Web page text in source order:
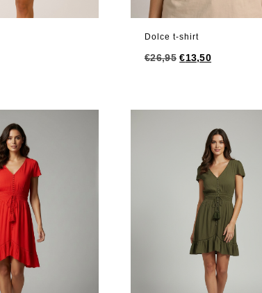
Dolce t-shirt
€26,95 Oorspronkelijke
€26,95.
€13,50Huidige
€13,50.